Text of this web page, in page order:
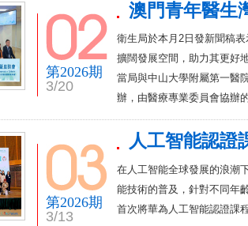
第2026期
3/20
澳門青年醫生
衛生局於本月2日發新聞稿
擴闊發展空間，助力其更好
當局與中山大學附屬第一醫
辦，由醫療專業委員會協辦
第2026期
3/13
人工智能認證
在人工智能全球發展的浪潮
能技術的普及，針對不同年
首次將華為人工智能認證課